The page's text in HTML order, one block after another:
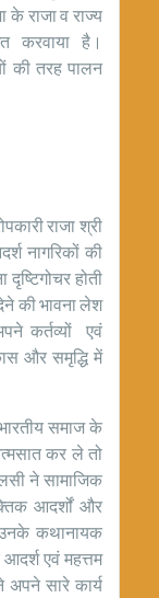
के राजा व राज्य
करवाया है।
की तरह पालन
राजा श्री
नागरिकों की
होती
की भावना लेश
कर्तव्यों एवं
और समृद्धि में
समाज के
कर ले तो
ने सामाजिक
आदर्शों और
कथानायक
आदर्श एवं महत्तम
सारे कार्य